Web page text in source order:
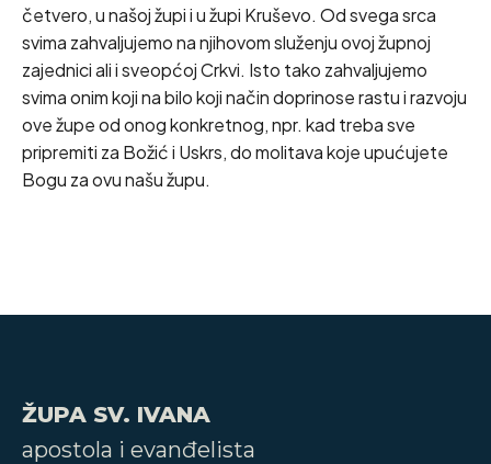
četvero, u našoj župi i u župi Kruševo. Od svega srca
svima zahvaljujemo na njihovom služenju ovoj župnoj
zajednici ali i sveopćoj Crkvi. Isto tako zahvaljujemo
svima onim koji na bilo koji način doprinose rastu i razvoju
ove župe od onog konkretnog, npr. kad treba sve
pripremiti za Božić i Uskrs, do molitava koje upućujete
Bogu za ovu našu župu.
ŽUPA SV. IVANA
apostola i evanđelista